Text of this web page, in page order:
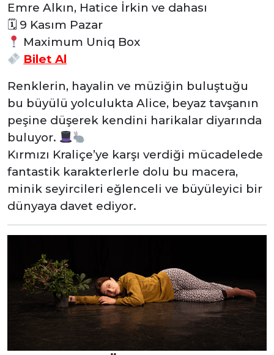
Emre Alkın, Hatice İrkin ve dahası
🗓 9 Kasım Pazar
Maximum Uniq Box
Bilet Al
Renklerin, hayalin ve müziğin buluştuğu
bu büyülü yolculukta Alice, beyaz tavşanın
peşine düşerek kendini harikalar diyarında
buluyor.
Kırmızı Kraliçe’ye karşı verdiği mücadelede
fantastik karakterlerle dolu bu macera,
minik seyircileri eğlenceli ve büyüleyici bir
dünyaya davet ediyor.